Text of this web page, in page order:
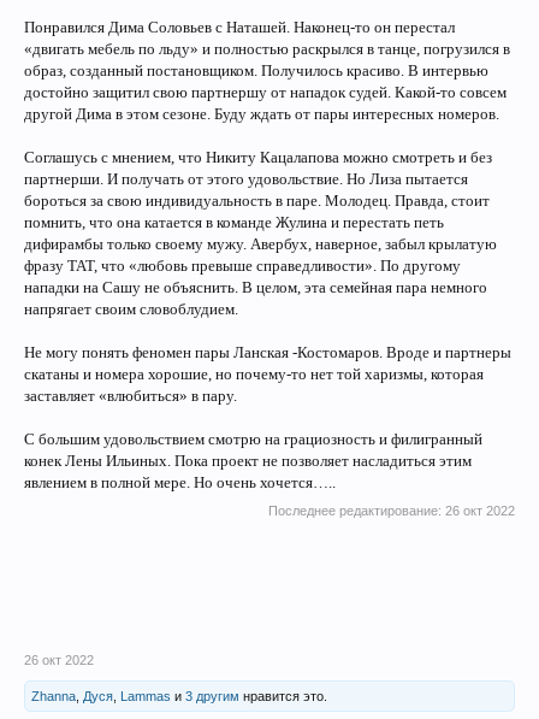
Понравился Дима Соловьев с Наташей. Наконец-то он перестал
«двигать мебель по льду» и полностью раскрылся в танце, погрузился в
образ, созданный постановщиком. Получилось красиво. В интервью
достойно защитил свою партнершу от нападок судей. Какой-то совсем
другой Дима в этом сезоне. Буду ждать от пары интересных номеров.
Соглашусь с мнением, что Никиту Кацалапова можно смотреть и без
партнерши. И получать от этого удовольствие. Но Лиза пытается
бороться за свою индивидуальность в паре. Молодец. Правда, стоит
помнить, что она катается в команде Жулина и перестать петь
дифирамбы только своему мужу. Авербух, наверное, забыл крылатую
фразу ТАТ, что «любовь превыше справедливости». По другому
нападки на Сашу не объяснить. В целом, эта семейная пара немного
напрягает своим словоблудием.
Не могу понять феномен пары Ланская -Костомаров. Вроде и партнеры
скатаны и номера хорошие, но почему-то нет той харизмы, которая
заставляет «влюбиться» в пару.
С большим удовольствием смотрю на грациозность и филигранный
конек Лены Ильиных. Пока проект не позволяет насладиться этим
явлением в полной мере. Но очень хочется…..
Последнее редактирование: 26 окт 2022
26 окт 2022
Zhanna Дуся Lammas и 3 другим нравится это.